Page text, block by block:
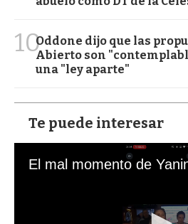
10Oddone dijo que las
Abierto son
una "ley aparte"
Te puede interesar